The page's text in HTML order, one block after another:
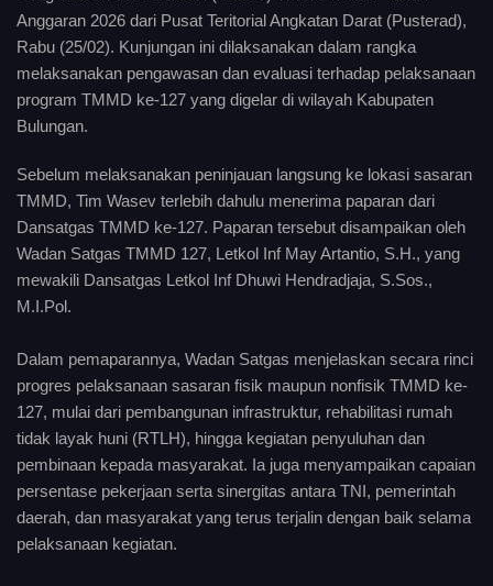
Anggaran 2026 dari Pusat Teritorial Angkatan Darat (Pusterad),
Rabu (25/02). Kunjungan ini dilaksanakan dalam rangka
melaksanakan pengawasan dan evaluasi terhadap pelaksanaan
program TMMD ke-127 yang digelar di wilayah Kabupaten
Bulungan.
Sebelum melaksanakan peninjauan langsung ke lokasi sasaran
TMMD, Tim Wasev terlebih dahulu menerima paparan dari
Dansatgas TMMD ke-127. Paparan tersebut disampaikan oleh
Wadan Satgas TMMD 127, Letkol Inf May Artantio, S.H., yang
mewakili Dansatgas Letkol Inf Dhuwi Hendradjaja, S.Sos.,
M.I.Pol.
Dalam pemaparannya, Wadan Satgas menjelaskan secara rinci
progres pelaksanaan sasaran fisik maupun nonfisik TMMD ke-
127, mulai dari pembangunan infrastruktur, rehabilitasi rumah
tidak layak huni (RTLH), hingga kegiatan penyuluhan dan
pembinaan kepada masyarakat. Ia juga menyampaikan capaian
persentase pekerjaan serta sinergitas antara TNI, pemerintah
daerah, dan masyarakat yang terus terjalin dengan baik selama
pelaksanaan kegiatan.